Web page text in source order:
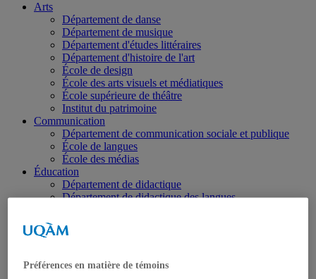
Arts
Département de danse
Département de musique
Département d'études littéraires
Département d'histoire de l'art
École de design
École des arts visuels et médiatiques
École supérieure de théâtre
Institut du patrimoine
Communication
Département de communication sociale et publique
École de langues
École des médias
Éducation
Département de didactique
Département de didactique des langues
Département d'éducation et pédagogie
Gestion
Département de management
Préférences en matière de témoins